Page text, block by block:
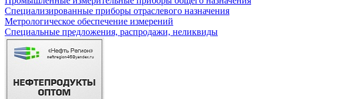
Специализированные приборы отраслевого назначения
Метрологическое обеспечение измерений
Специальные предложения, распродажи, неликвиды